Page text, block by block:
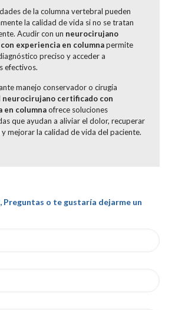
de la columna vertebral pueden
la calidad de vida si no se tratan
Acudir con un neurocirujano
experiencia en columnapermite
preciso y acceder a
efectivos.
manejo conservador o cirugía
neurocirujano certificado con
en columnaofrece soluciones
que ayudan a aliviar el dolor, recuperar
mejorar la calidad de vida del paciente.
Preguntas o te gustaría dejarme un